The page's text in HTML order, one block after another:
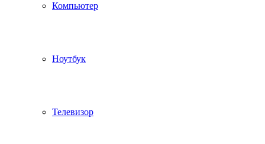
Компьютер
Ноутбук
Телевизор